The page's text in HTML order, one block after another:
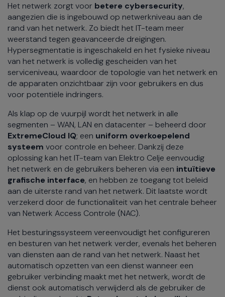
Het netwerk zorgt voor betere cybersecurity,
aangezien die is ingebouwd op netwerkniveau aan de
rand van het netwerk. Zo biedt het IT-team meer
weerstand tegen geavanceerde dreigingen.
Hypersegmentatie is ingeschakeld en het fysieke niveau
van het netwerk is volledig gescheiden van het
serviceniveau, waardoor de topologie van het netwerk en
de apparaten onzichtbaar zijn voor gebruikers en dus
voor potentiële indringers.
Als klap op de vuurpijl wordt het netwerk in alle
segmenten – WAN, LAN en datacenter – beheerd door
ExtremeCloud IQ; een uniform overkoepelend
systeem voor controle en beheer. Dankzij deze
oplossing kan het IT-team van Elektro Celje eenvoudig
het netwerk en de gebruikers beheren via een intuïtieve
grafische interface, en hebben ze toegang tot beleid
aan de uiterste rand van het netwerk. Dit laatste wordt
verzekerd door de functionaliteit van het centrale beheer
van Netwerk Access Controle (NAC).
Het besturingssysteem vereenvoudigt het configureren
en besturen van het netwerk verder, evenals het beheren
van diensten aan de rand van het netwerk. Naast het
automatisch opzetten van een dienst wanneer een
gebruiker verbinding maakt met het netwerk, wordt de
dienst ook automatisch verwijderd als de gebruiker de